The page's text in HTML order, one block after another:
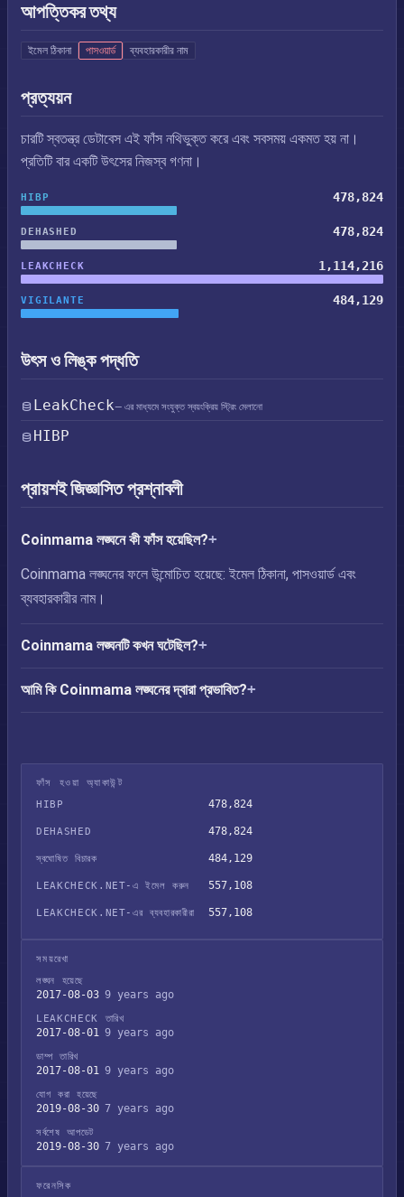
আপত্তিকর তথ্য
ইমেল ঠিকানা পাসওয়ার্ড ব্যবহারকারীর নাম
প্রত্যয়ন
চারটি স্বতন্ত্র ডেটাবেস এই ফাঁস নথিভুক্ত করে এবং সবসময় একমত হয় না।
প্রতিটি বার একটি উৎসের নিজস্ব গণনা।
HIBP 478,824
DEHASHED 478,824
LEAKCHECK 1,114,216
VIGILANTE 484,129
উৎস ও লিঙ্ক পদ্ধতি
LeakCheck— এর মাধ্যমে সংযুক্ত স্বয়ংক্রিয় স্ট্রিং মেলানো
HIBP
প্রায়শই জিজ্ঞাসিত প্রশ্নাবলী
Coinmama লঙ্ঘনে কী ফাঁস হয়েছিল?
Coinmama লঙ্ঘনের ফলে উন্মোচিত হয়েছে: ইমেল ঠিকানা, পাসওয়ার্ড এবং
ব্যবহারকারীর নাম।
Coinmama লঙ্ঘনটি কখন ঘটেছিল?
আমি কি Coinmama লঙ্ঘনের দ্বারা প্রভাবিত?
ফাঁস হওয়া অ্যাকাউন্ট
HIBP
478,824
DEHASHED 478,824
স্বঘোষিত বিচারক 484,129
LEAKCHECK.NET-এ ইমেল করুন 557,108
LEAKCHECK.NET-এর ব্যবহারকারীরা 557,108
সময়রেখা
লঙ্ঘন হয়েছে
2017-08-03 9 years ago
LEAKCHECK তারিখ
2017-08-01 9 years ago
ডাম্প তারিখ
2017-08-01 9 years ago
যোগ করা হয়েছে
2019-08-30 7 years ago
সর্বশেষ আপডেট
2019-08-30 7 years ago
ফরেনসিক